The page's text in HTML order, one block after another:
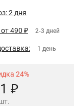
2 дня
490 ₽ 2-3 дней
1 день
24%
₽